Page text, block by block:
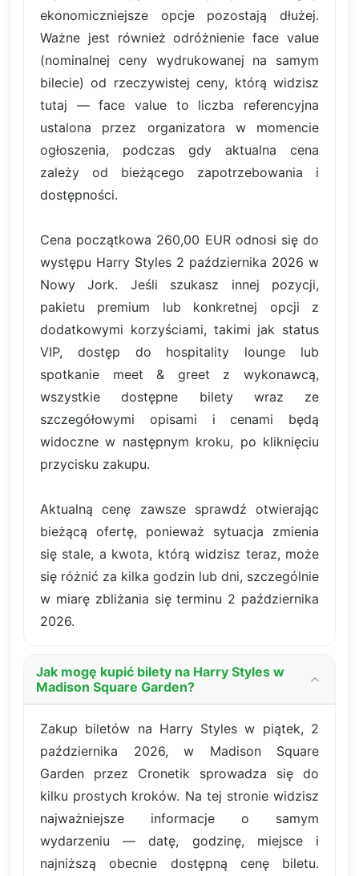
ekonomiczniejsze opcje pozostają dłużej.
Ważne jest również odróżnienie face value
(nominalnej ceny wydrukowanej na samym
bilecie) od rzeczywistej ceny, którą widzisz
tutaj — face value to liczba referencyjna
ustalona przez organizatora w momencie
ogłoszenia, podczas gdy aktualna cena
zależy od bieżącego zapotrzebowania i
dostępności.
Cena początkowa 260,00 EUR odnosi się do
występu Harry Styles 2 października 2026 w
Nowy Jork. Jeśli szukasz innej pozycji,
pakietu premium lub konkretnej opcji z
dodatkowymi korzyściami, takimi jak status
VIP, dostęp do hospitality lounge lub
spotkanie meet & greet z wykonawcą,
wszystkie dostępne bilety wraz ze
szczegółowymi opisami i cenami będą
widoczne w następnym kroku, po kliknięciu
przycisku zakupu.
Aktualną cenę zawsze sprawdź otwierając
bieżącą ofertę, ponieważ sytuacja zmienia
się stale, a kwota, którą widzisz teraz, może
się różnić za kilka godzin lub dni, szczególnie
w miarę zbliżania się terminu 2 października
2026.
Jak mogę kupić bilety na Harry Styles w
Madison Square Garden?
Zakup biletów na Harry Styles w piątek, 2
października 2026, w Madison Square
Garden przez Cronetik sprowadza się do
kilku prostych kroków. Na tej stronie widzisz
najważniejsze informacje o samym
wydarzeniu — datę, godzinę, miejsce i
najniższą obecnie dostępną cenę biletu.